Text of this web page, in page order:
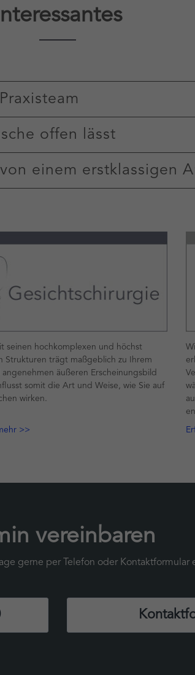
offen lässt
einem erstklassigen
seinen hochkomplexen und höchst
Strukturen trägt maßgeblich zu Ihrem
äußeren Erscheinungsbild
somit die Art und Weise, wie Sie auf
wirken.
>>
vereinbaren
gerne per Telefon oder Kontaktformular